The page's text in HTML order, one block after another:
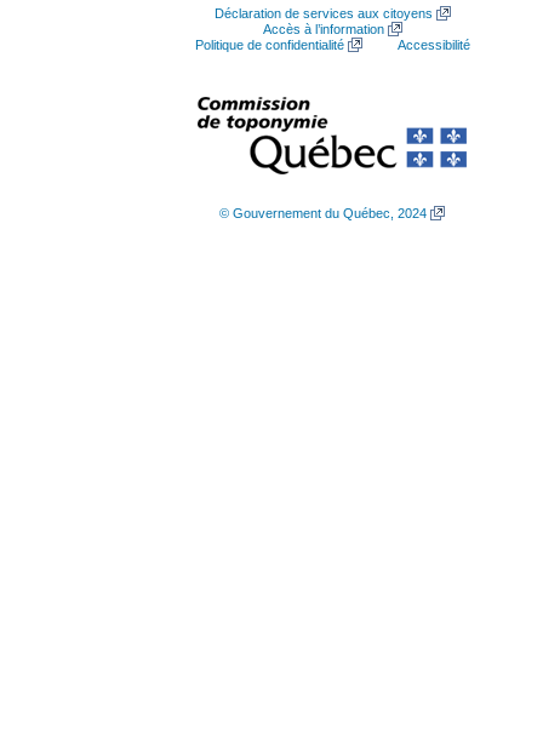
Déclaration de services aux citoyens
Accès à l’information
Politique de confidentialité
Accessibilité
© Gouvernement du Québec, 2024